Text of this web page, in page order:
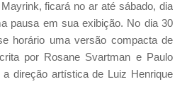
ficará no ar até sábado, dia
pausa em sua exibição. No dia 30
horário uma versão compacta de
por Rosane Svartman e Paulo
direção artística de Luiz Henrique